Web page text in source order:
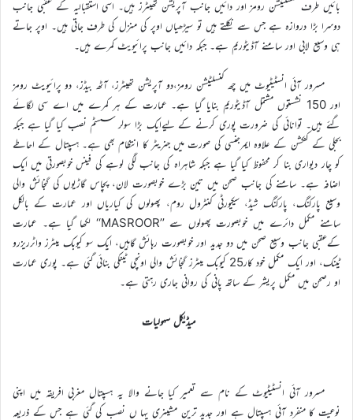
بائیں طرف کنسلٹیشن رومز اور دائیں جانب آپریشن تھیٹرز ہیں۔ اسی استقبالیہ کے عقبی جانب
دوسرا بڑا دروازہ ہے جس سے نکلتے ہیں تو سیڑھیاں اوپر کی منزل کی طرف جاتی ہیں۔ اوپر جاتے
ہی وسیع لابی اور سامنے آڈیٹوریم ہے۔ جبکہ دائیں جانب پرائیویٹ کمرے ہیں۔
مسرور آئی انسٹیٹیوٹ میں چھ کنسلٹیشن رومز،دو آپریشن تھیٹرز، آٹھ بیڈز، دو پرائیویٹ رومز
اور 150 نشستوں مشتمل آڈیٹوریم بنایا گیا ہے۔ عمارت کے ہر کمرے میں اے سی لگائے
گئے ہیں۔ توانائی کی ضرورت پوری کرنے کے لیےایک بڑا سولر سسٹم نصب کیا گیا ہے جبکہ
بجلی کے کنکشن کے علاوہ ایمرجنسی کی صورت میں جنریٹر کا انتظام بھی ہے۔ ہسپتال کے احاطے
کو چار دیواری بنا کر محفوظ کیا گیا ہے جبکہ شاہراہ کی جانب لگی لوہے کی فینس خوبصورتی میں ایک
اضافہ ہے۔ سامنے کی جانب صحن میں تین بڑے خوبصورت لان، پچاس گاڑیوں کی گنجائش والی
وسیع پارکنگ، پارکنگ شیڈ، سیکیورٹی کنٹرول روم، پھولوں کی کیاریاں اور عمارت کے بالکل
سامنے مکمل دائرے میں خوبصورت پھولوں سے ’’MASROOR‘‘ لکھا گیا ہے۔ عمارت
کےعقبی جانب وسیع صحن میں دو جدید اور خوبصورت رہائش گاہیں، ایک سو کیوبک میٹرز واٹرریزرو
ٹینک، اور ایک مکمل خود کار25 کیوبک میٹرز گنجائش والی اونچی ٹینکی بنائی گئی ہے۔ پوری عمارت
او رصحن میں مکمل پریشر کے ساتھ پانی کی روانی جاری رہتی ہے۔
میڈیکل سہولیات
مسرور آئی انسٹیٹیوٹ کے نام سے تعمیر کیا جانے والا یہ ہسپتال مغربی افریقہ میں اپنی
نوعیت کا منفرد آئی ہسپتال ہے اور جدید ترین مشینری یہا ں نصب کی گئی ہے جس کے ذریعہ